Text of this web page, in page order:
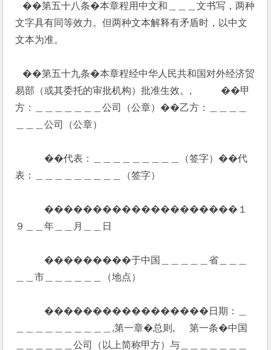
��第五十八条�本章程用中文和＿＿＿文书写，两种
文字具有同等效力。但两种文本解释有矛盾时，以中文
文本为准。
��第五十九条�本章程经中华人民共和国对外经济贸
易部（或其委托的审批机构）批准生效。,            ��甲
方：＿＿＿＿＿＿＿公司（公章）��乙方：＿＿＿＿
＿＿＿公司（公章）
��代表：＿＿＿＿＿＿＿＿＿（签字）��代
表：＿＿＿＿＿＿＿＿＿（签字）
��������������������１
９＿＿年＿＿月＿＿日
���������于中国＿＿＿＿＿省＿＿＿
＿＿市＿＿＿＿＿＿（地点）
�����������������日期：＿
＿＿＿＿＿＿＿＿＿＿,第一章�总则,      第一条�中国
＿＿＿＿＿＿公司（以上简称甲方）与＿＿＿＿＿＿＿